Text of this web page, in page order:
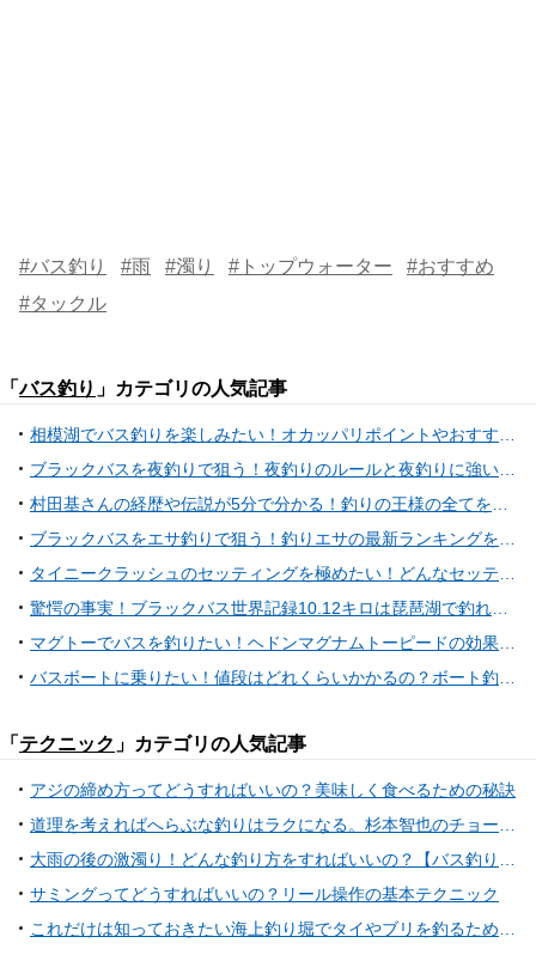
#バス釣り #雨 #濁り #トップウォーター
#おすすめ
#タックル
「バス釣り 」カテゴリの人気記事
「 テクニック 」カテゴリの人気記事
アジの締め方ってどうすればいいの？美味しく食べるための秘訣
サミングってどうすればいいの？リール操作の基本テクニック